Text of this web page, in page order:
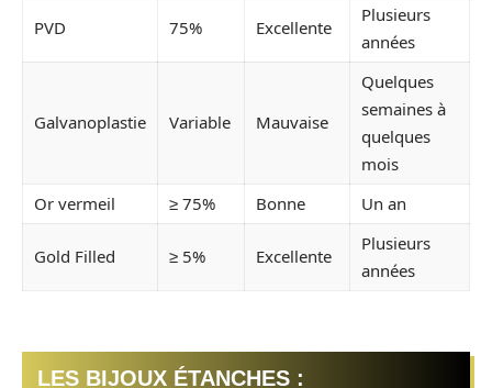
PVD 75% Excellente
Plusieurs
années
Galvanoplastie Variable Mauvaise
Quelques
semaines à
quelques
mois
Or vermeil
≥ 75% Bonne Un an
Gold Filled ≥ 5% Excellente
Plusieurs
années
LES BIJOUX ÉTANCHES :